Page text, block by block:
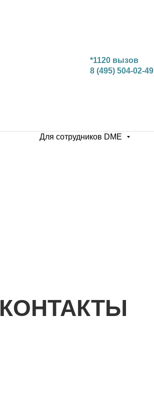
*1120 вызов
8 (495) 504-02-49
Для сотрудников DME
КОНТАКТЫ